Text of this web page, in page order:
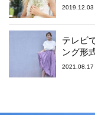
2019.12.03
テレビ
ング形
2021.08.17